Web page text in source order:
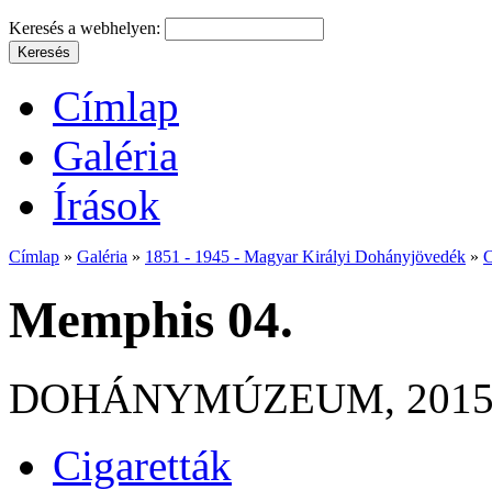
Keresés a webhelyen:
Címlap
Galéria
Írások
Címlap » Galéria » 1851 - 1945 - Magyar Királyi Dohányjövedék »
Memphis 04.
DOHÁNYMÚZEUM,
Cigaretták